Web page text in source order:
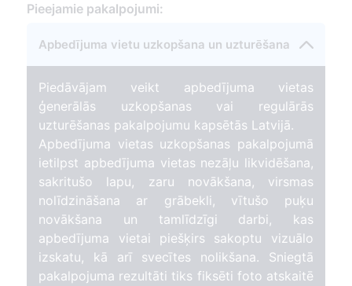
Pieejamie pakalpojumi:
Apbedījuma vietu uzkopšana un uzturēšana
Piedāvājam veikt apbedījuma vietas
ģenerālās uzkopšanas vai regulārās
uzturēšanas pakalpojumu kapsētās Latvijā.
Apbedījuma vietas uzkopšanas pakalpojumā
ietilpst apbedījuma vietas nezāļu likvidēšana,
sakritušo lapu, zaru novākšana, virsmas
nolīdzināšana ar grābekli, vītušo puķu
novākšana un tamlīdzīgi darbi, kas
apbedījuma vietai piešķirs sakoptu vizuālo
izskatu, kā arī svecītes nolikšana. Sniegtā
pakalpojuma rezultāti tiks fiksēti foto atskaitē